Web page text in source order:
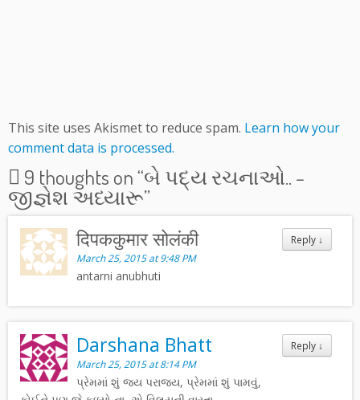
This site uses Akismet to reduce spam. Learn how your
comment data is processed.
9 thoughts on “બે પદ્ય રચનાઓ.. –
જીજ્ઞેશ અધ્યારૂ”
Reply ↓
दिपककुमार सोलंकी
March 25, 2015 at 9:48 PM
antarni anubhuti
Reply ↓
Darshana Bhatt
March 25, 2015 at 8:14 PM
પ્રેમમાં શું જય પરાજય, પ્રેમમાં શું પામવું,